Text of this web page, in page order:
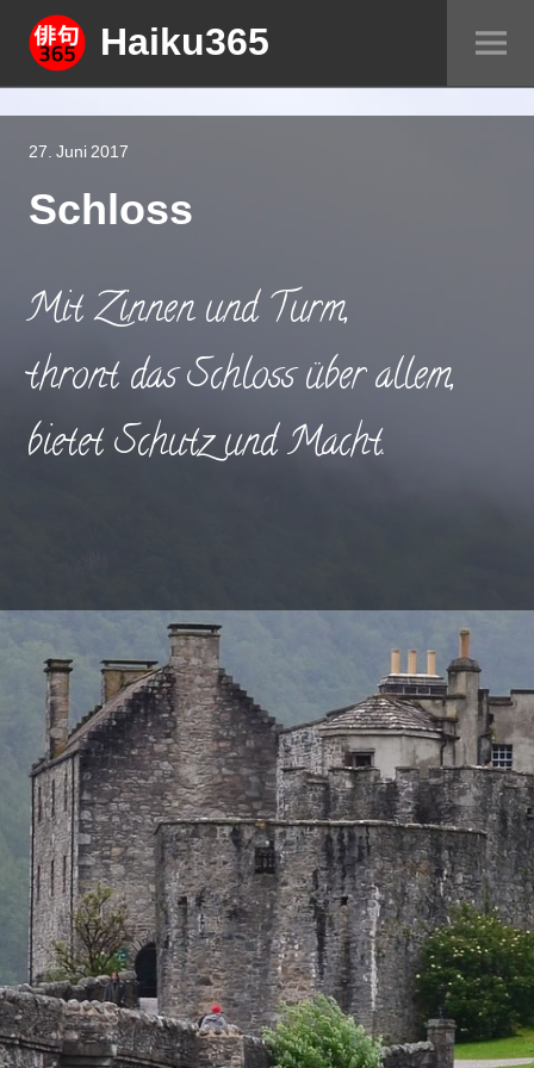
Springe
zum
Inhalt
Haiku365
27. Juni 2017
Schloss
Mit Zinnen und Turm,
thront das Schloss über allem,
bietet Schutz und Macht.